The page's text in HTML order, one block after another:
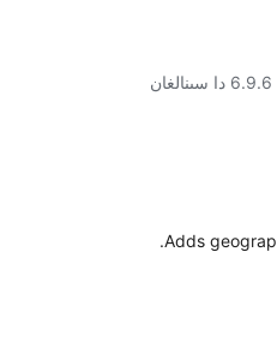
6.9.6 دا سىنالغان
Adds